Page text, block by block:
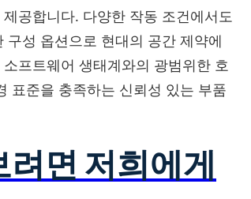
공합니다. 다양한 작동 조건에서도
성 옵션으로 현대의 공간 제약에
프트웨어 생태계와의 광범위한 호
표준을 충족하는 신뢰성 있는 부품
려면 저희에게